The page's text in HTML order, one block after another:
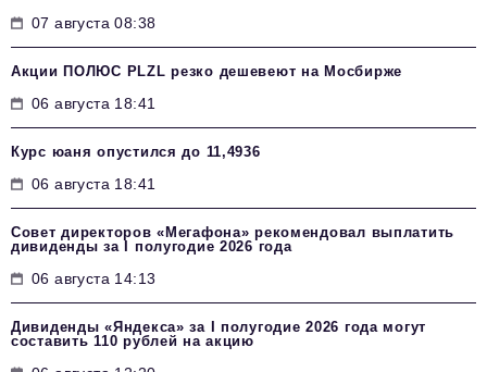
07 августа 08:38
Акции ПОЛЮС PLZL резко дешевеют на Мосбирже
06 августа 18:41
Курс юаня опустился до 11,4936
06 августа 18:41
Совет директоров «Мегафона» рекомендовал выплатить
дивиденды за I полугодие 2026 года
06 августа 14:13
Дивиденды «Яндекса» за I полугодие 2026 года могут
составить 110 рублей на акцию